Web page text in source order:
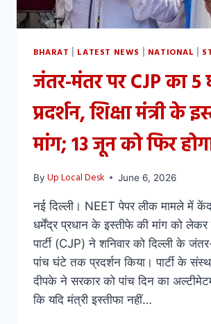
BHARAT LATEST NEWS NATIONAL
जंतर-मंतर पर CJP का 5
प्रदर्शन, शिक्षा मंत्री के
मांग; 13 जून को फिर
By Up Local Desk June 6, 2026
नई दिल्ली। NEET पेपर लीक मामले में
धर्मेंद्र प्रधान के इस्तीफे की मांग को
पार्टी (CJP) ने शनिवार को दिल्ली के
पांच घंटे तक प्रदर्शन किया। पार्टी के
दीपके ने सरकार को पांच दिन का
कि यदि मंत्री इस्तीफा नहीं…